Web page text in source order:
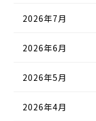
2026年7月
2026年6月
2026年5月
2026年4月